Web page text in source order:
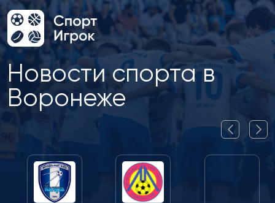
Новости спорта в
Воронеже